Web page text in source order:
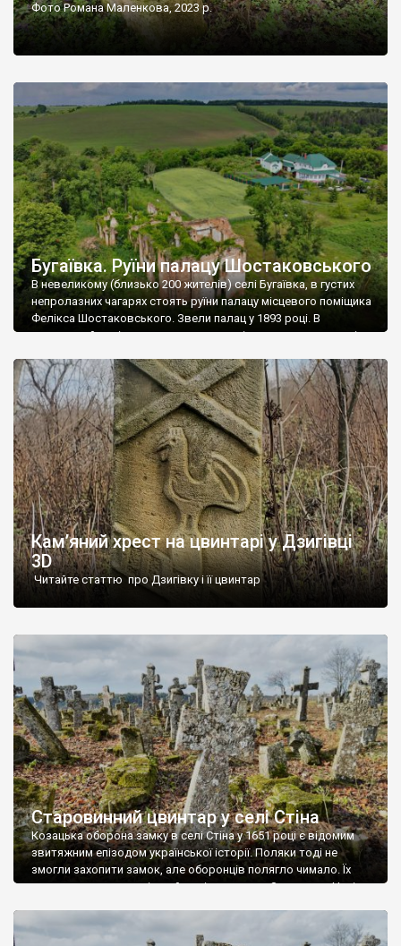
Фото Романа Маленкова, 2023 р.
Бугаївка. Руїни палацу Шостаковського
В невеликому (близько 200 жителів) селі Бугаївка, в густих
непролазних чагарях стоять руїни палацу місцевого поміщика
Фелікса Шостаковського. Звели палац у 1893 році. В
радянський період у ньому спочатку містилася школа, потім
століття тут розмістили туберкульозну лікарню. Коли із
палацу виїхала лікарня – ми точно не […]
Кам’яний хрест на цвинтарі у Дзигівці
3D
Читайте статтю про Дзигівку і її цвинтар
Старовинний цвинтар у селі Стіна
Козацька оборона замку в селі Стіна у 1651 році є відомим
звитяжним епізодом української історії. Поляки тоді не
змогли захопити замок, але оборонців полягло чимало. Їх
поховали на цвинтарі, який тоді називався Замковим. Нині на
ньому чимало хрестів 19 століття, є такі, де епітафії стер […]